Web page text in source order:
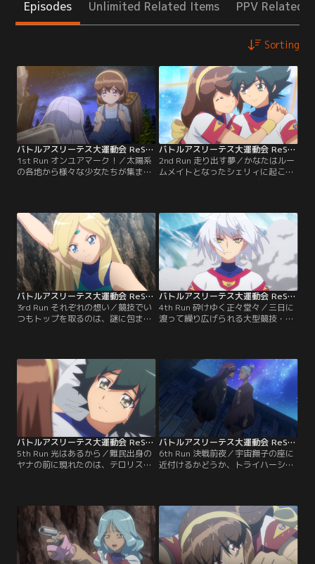
Episodes Unlimited Related Items PPV Related
Sorting
バトルアスリーテス大運動会 ReSTART！ 第01話
1st Run オンユアマーク！／太陽系
の各地から様々な少女たちが集ま
ティー）と呼ばれ、女王として君臨
することになる。幼い頃に交わした
約束を果たすため、宇宙撫子を目指
す明星かなたは、地球代表を決める
予選で見事に勝利する。
バトルアスリーテス大運動会 ReSTART！ 第02話
2nd Run 走り出す夢／かなたはルー
ムメイトとなったシェリィに起こさ
れながら朝練に励む。リディア、ヤ
ンシュタイン。他の選手と比べもの
にならない身体能力を有し、軽々と
朝練をこなす。その体にはある秘密
が隠されている。神・大運動会を揺
るがす秘密が……。
バトルアスリーテス大運動会 ReSTART！ 第03話
3rd Run それぞれの想い／競技でい
つもトップを取るのは、謎に包まれ
る組織とつながっている。一方のか
なたとシェリイは、競技や衝突を経
て距離を縮めたリディア、ヤナ、パ
リアと共に次の課題競技に向けて合
宿に出かける。
バトルアスリーテス大運動会 ReSTART！ 第04話
4th Run 砕けゆく正々堂々／三日に
渡って繰り広げられる大型競技・ト
なに頑張っても追いつくことができ
ない。エヴァのあまりにもな異常性
に不審を抱くリディア。かなたはそ
れを制し、自らとエヴァとの約束を
語り出す。
バトルアスリーテス大運動会 ReSTART！ 第05話
5th Run 光はあるから／難民出身の
ヤナの前に現れたのは、テロリスト
となった親友・ユシルだった。ユシ
打ち明けられないまま苦悩する。ト
ライハーシュ競技二日目海のステー
ジ。またしても独走しようとするエ
ヴァに、シェリイが義肢にかかる負
担をかえりみずに追いすがる。
バトルアスリーテス大運動会 ReSTART！ 第06話
6th Run 決戦前夜／宇宙撫子の座に
近付けるかどうか、トライハーシュ
る。大運動会の裏側でうごめく陰謀
を追うジェフ。かなたはシェリィと
言葉を交わし、想いを交わす。--必
ず、神・大運動会で優勝する。それ
がエヴァとの約束でもあるから。